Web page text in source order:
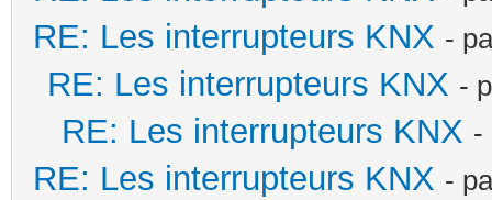
RE: Les interrupteurs KNX -
RE: Les interrupteurs KNX -
RE: Les interrupteurs KNX -
RE: Les interrupteurs KNX -